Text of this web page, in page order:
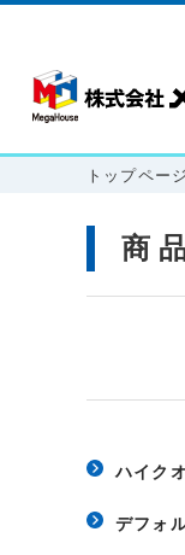
トップページ
商
ハイク
デフォ